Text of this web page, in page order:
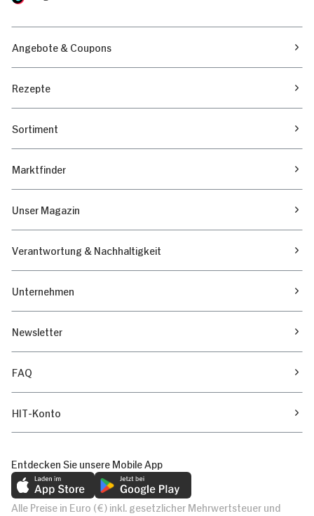
Angebote & Coupons
Rezepte
Sortiment
Marktfinder
Unser Magazin
Verantwortung & Nachhaltigkeit
Unternehmen
Newsletter
FAQ
HIT-Konto
Entdecken Sie unsere Mobile App
Alle Preise in Euro (€) inkl. gesetzlicher Mehrwertsteuer und